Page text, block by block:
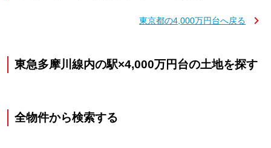
東京都の4,000万円台へ戻る
東急多摩川線内の駅×4,000万円台の土地を探す
全物件から検索する